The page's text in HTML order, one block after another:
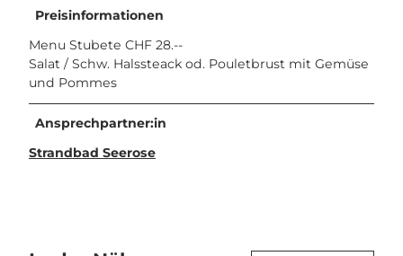
Preisinformationen
Menu Stubete CHF 28.--
Salat / Schw. Halssteack od. Pouletbrust mit Gemüse
und Pommes
Ansprechpartner:in
Strandbad Seerose